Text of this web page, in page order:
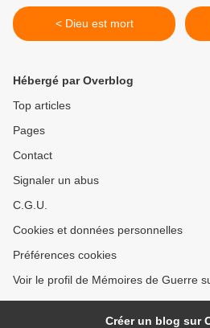
< Dieu est mort
Hébergé par Overblog
Top articles
Pages
Contact
Signaler un abus
C.G.U.
Cookies et données personnelles
Préférences cookies
Voir le profil de Mémoires de Guerre
Créer un blog sur